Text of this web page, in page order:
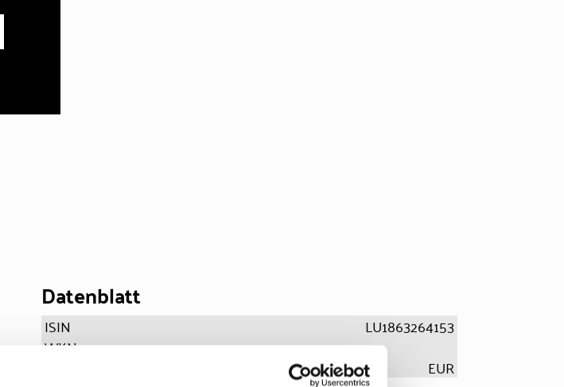
Datenblatt
ISIN
LU1863264153
WKN
EUR